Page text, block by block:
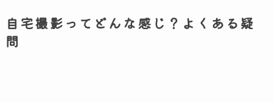
自宅撮影ってどんな感じ？よくある疑
問